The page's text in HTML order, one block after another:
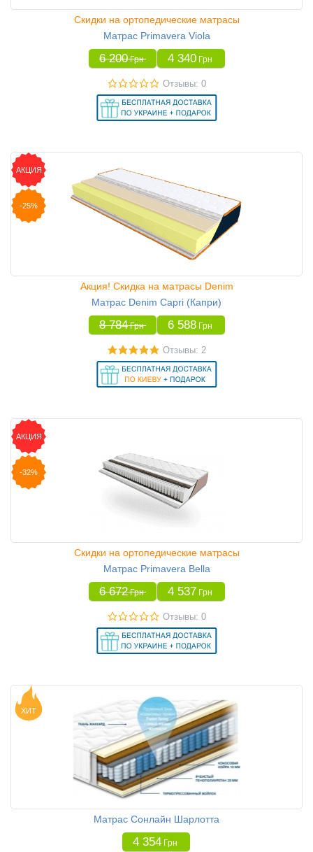
Скидки на ортопедические матрасы
Матрас Primavera Viola
6 200 Грн 4 340 Грн
Отзывы: 0
АКЦИЯ
-25%
Акция! Скидка на матрасы Denim
Матрас Denim Capri (Капри)
8 784 Грн 6 588 Грн
Отзывы: 2
АКЦИЯ
-32%
Скидки на ортопедические матрасы
Матрас Primavera Bella
6 672 Грн 4 537 Грн
Отзывы: 0
ХИТ
Матрас Сонлайн Шарлотта
4 354 Грн